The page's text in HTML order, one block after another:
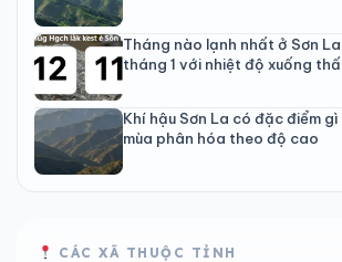
Tháng nào lạnh nhất ở Sơn
tháng 1 với nhiệt độ xuống
Khí hậu Sơn La có đặc điểm
mùa phân hóa theo độ cao
CÁC XÃ THUỘC TỈNH